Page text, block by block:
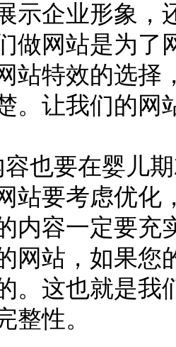
示企业形象，
做网站是为了
站特效的选择
。让我们的网
也要在婴儿
站要考虑优化
内容一定要充
网站，如果您
。这也就是我
整性。